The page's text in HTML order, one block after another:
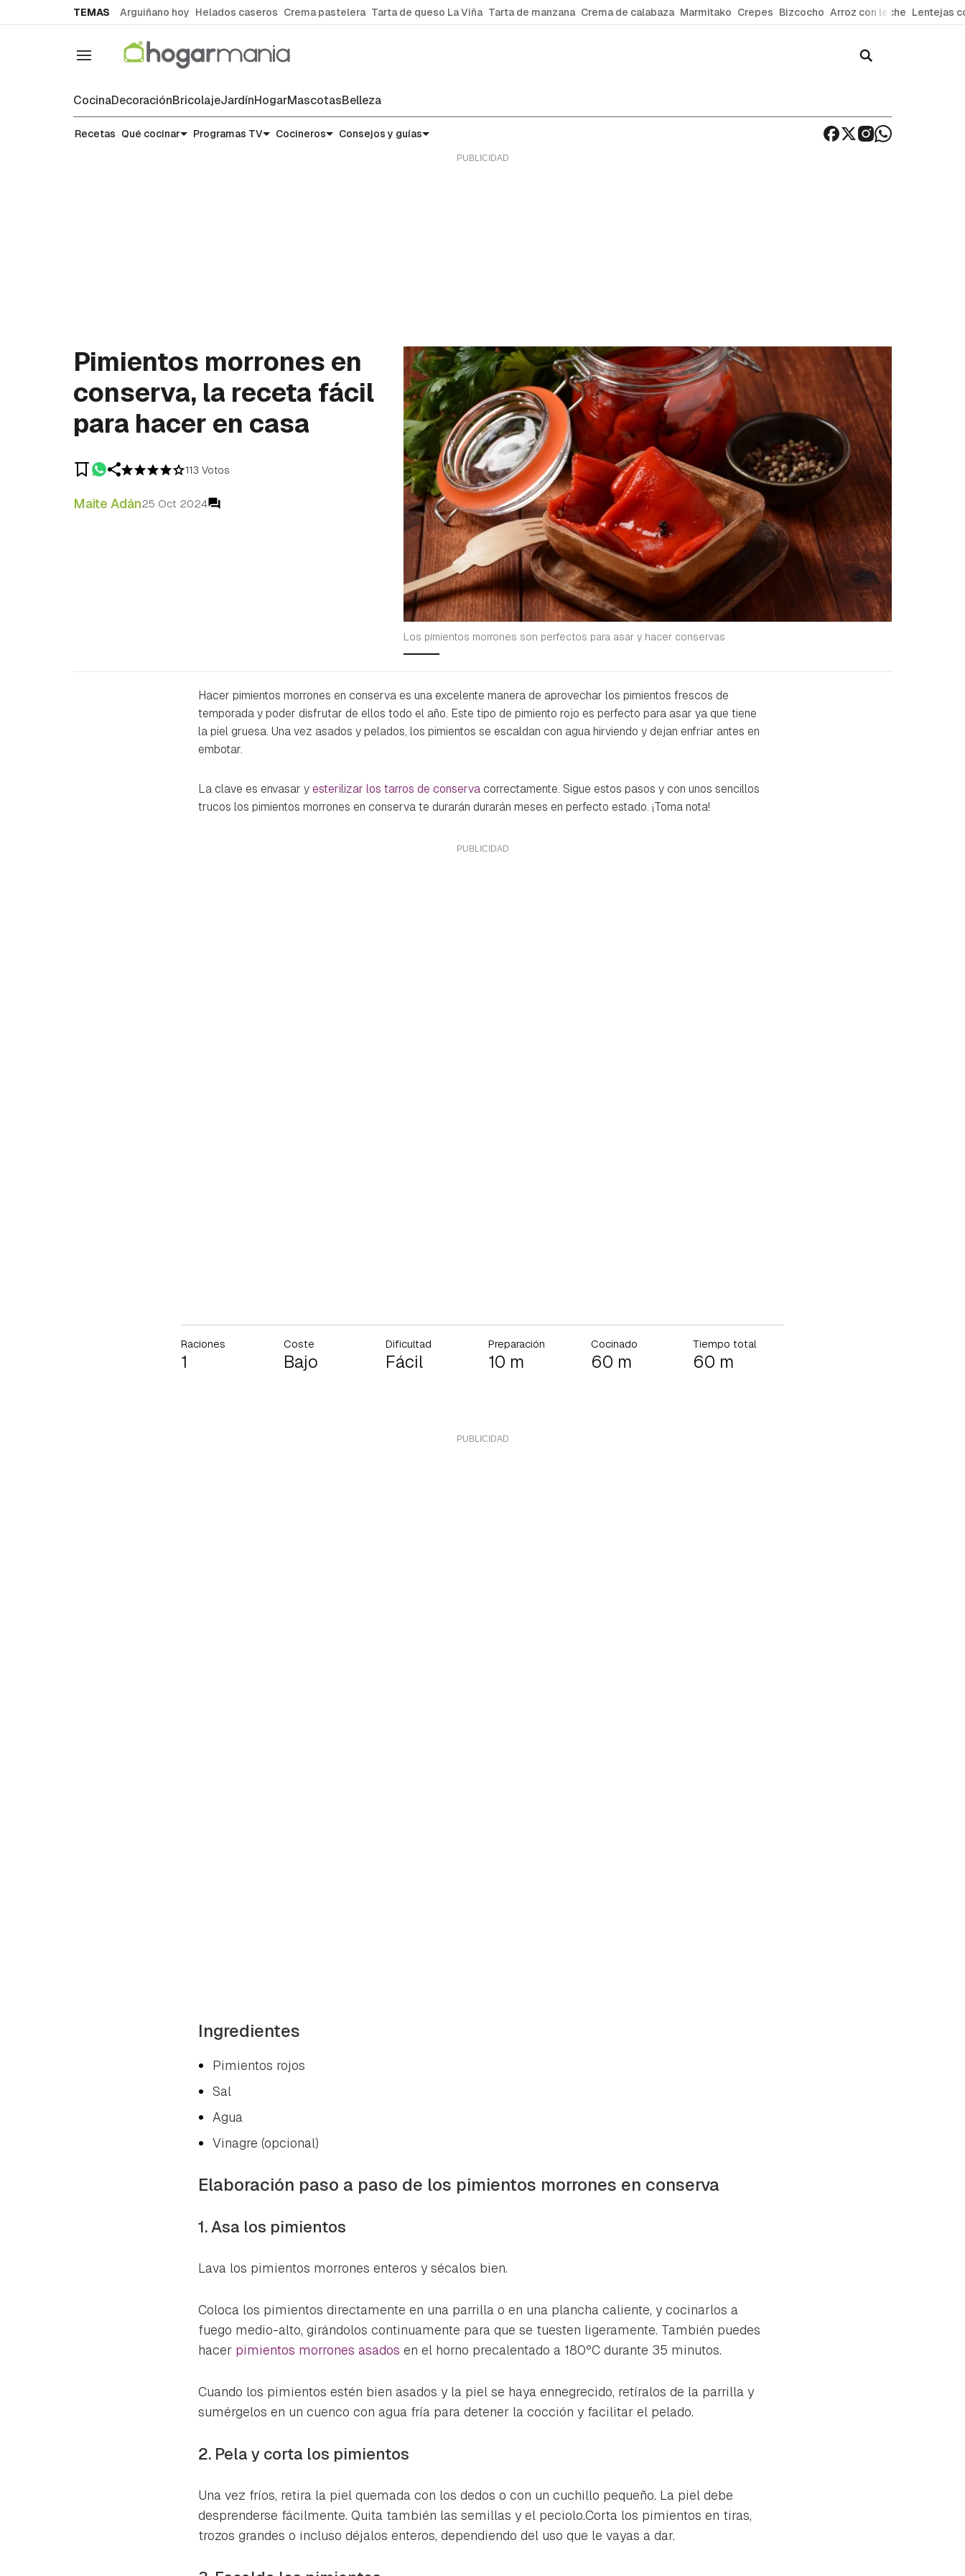
TEMAS Arguiñano hoy Helados caseros Crema pastelera Tarta de queso La Viña Tarta de manzana Crema de calabaza Marmitako Crepes Bizcocho Arroz con leche Lentejas
Navegación
CocinaDecoraciónBricolajeJardínHogarMascotasBelleza
Recetas
Recetas Qué cocinar Programas TV Cocineros Consejos y guías
Pimientos morrones en
conserva, la receta fácil
para hacer en casa
113 Votos
Maite Adán25 Oct 2024
Los pimientos morrones son perfectos para asar y hacer conservas
Hacer pimientos morrones en conserva es una excelente manera de aprovechar los pimientos frescos de
temporada y poder disfrutar de ellos todo el año. Este tipo de pimiento rojo es perfecto para asar ya que tiene
la piel gruesa. Una vez asados y pelados, los pimientos se escaldan con agua hirviendo y dejan enfriar antes en
embotar.
La clave es envasar yesterilizar los tarros de conservacorrectamente. Sigue estos pasos y con unos sencillos
trucos los pimientos morrones en conserva te durarán durarán meses en perfecto estado. ¡Toma nota!
Raciones
1
Coste
Bajo
Dificultad
Fácil
Preparación
10 m
Cocinado
60 m
Tiempo total
60 m
Ingredientes
Pimientos rojos
Sal
Agua
Vinagre (opcional)
Elaboración paso a paso de los pimientos morrones en conserva
1. Asa los pimientos
Lava los pimientos morrones enteros y sécalos bien.
Coloca los pimientos directamente en una parrilla o en una plancha caliente, y cocinarlos a
fuego medio-alto, girándolos continuamente para que se tuesten ligeramente. También puedes
hacer pimientos morrones asados en el horno precalentado a 180ºC durante 35 minutos.
Cuando los pimientos estén bien asados y la piel se haya ennegrecido, retíralos de la parrilla y
sumérgelos en un cuenco con agua fría para detener la cocción y facilitar el pelado.
2. Pela y corta los pimientos
Una vez fríos, retira la piel quemada con los dedos o con un cuchillo pequeño. La piel debe
desprenderse fácilmente. Quita también las semillas y el peciolo.Corta los pimientos en tiras,
trozos grandes o incluso déjalos enteros, dependiendo del uso que le vayas a dar.